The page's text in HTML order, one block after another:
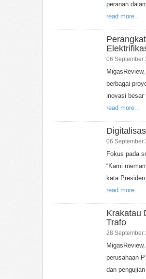
peranan
read more...
06 September
berbagai
inovasi besar
read more...
06 September
Fokus pada
“Kami
kata
read more...
Krakatau
Trafo
28 September
perusahaan
dan